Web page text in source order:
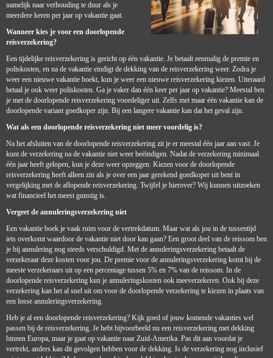
namelijk naar verhouding te duur als je
meerdere keren per jaar op vakantie gaat.
Wanneer kies je voor een doorlopende
reisverzekering?
Een tijdelijke reisverzekering is gericht op één vakantie. Je betaalt eenmalig de premie en
poliskosten, en na de vakantie eindigt de dekking van de reisverzekering weer. Zodra je
weer een nieuwe vakantie boekt, kun je weer een nieuwe reisverzekering kiezen. Uiteraard
betaal je ook weer poliskosten. Ga je vaker dan één keer per jaar op vakantie? Meestal ben
je met de doorlopende reisverzekering voordeliger uit. Zelfs met maar één vakantie kan de
doorlopende variant goedkoper zijn. Bij een langere vakantie kan dat het geval zijn.
Wat als een doorlopende reisverzekering niet meer voordelig is?
Na het afsluiten van de doorlopende reisverzekering zit je er meestal één jaar aan vast. Je
kunt de verzekering na de vakantie niet weer beëindigen. Nadat de verzekering minimaal
één jaar heeft gelopen, kun je deze weer opzeggen. Kiezen voor de doorlopende
reisverzekering heeft alleen zin als je over een jaar gerekend goedkoper uit bent in
vergelijking met de aflopende reisverzekering. Twijfel je hierover? Wij kunnen uitzoeken
wat financieel het meest gunstig is.
Vergeet de annuleringsverzekering niet
Een vakantie boek je vaak ruim voor de vertrekdatum. Maar wat als jou in de tussentijd
iets overkomt waardoor de vakantie niet door kan gaan? Een groot deel van de reissom ben
je bij annulering nog steeds verschuldigd. Met de annuleringsverzekering betaalt de
verzekeraar deze kosten voor jou. De premie voor de annuleringsverzekering komt bij de
meeste verzekeraars uit op een percentage tussen 5% en 7% van de reissom. In de
doorlopende reisverzekering kun je annuleringskosten ook meeverzekeren. Ook bij deze
verzekering kan het al snel uit om voor de doorlopende verzekering te kiezen in plaats van
een losse annuleringsverzekering.
Heb je al een doorlopende reisverzekering? Kijk goed of jouw komende vakanties wel
passen bij de reisverzekering. Je hebt bijvoorbeeld nu een reisverzekering met dekking
binnen Europa, maar je gaat op vakantie naar Zuid-Amerika. Pas dit aan voordat je
vertrekt, anders kan dit gevolgen hebben voor de dekking. Is de verzekering nog inclusief